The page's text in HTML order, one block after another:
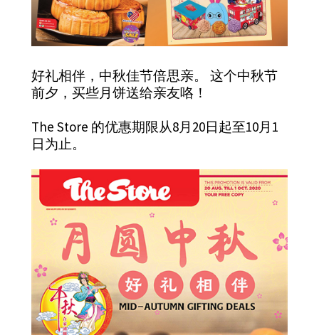
好礼相伴，中秋佳节倍思亲。 这个中秋节
前夕，买些月饼送给亲友咯！
The Store 的优惠期限从8月20日起至10月1
日为止。